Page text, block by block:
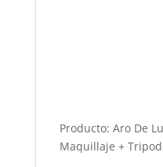
Producto: Aro De
Maquillaje +